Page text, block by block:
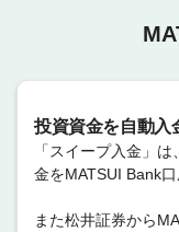
投資資金を自動入
「スイープ入金」
金をMATSUI Bank
また松井証券から